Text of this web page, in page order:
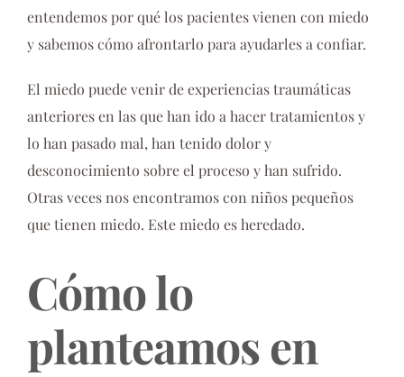
entendemos por qué los pacientes vienen con miedo
y sabemos cómo afrontarlo para ayudarles a confiar.
El miedo puede venir de experiencias traumáticas
anteriores en las que han ido a hacer tratamientos y
lo han pasado mal, han tenido dolor y
desconocimiento sobre el proceso y han sufrido.
Otras veces nos encontramos con niños pequeños
que tienen miedo. Este miedo es heredado.
Cómo lo
planteamos en